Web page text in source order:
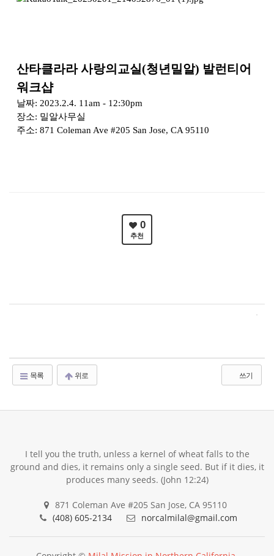
산타클라라 사랑의교실(청년밀알) 발런티어
워크샵
날짜: 2023.2.4. 11am - 12:30pm
장소: 밀알사무실
주소: 871 Coleman Ave #205 San Jose, CA 95110
0
추천
목록 위로 쓰기
I tell you the truth, unless a kernel of wheat falls to the
ground and dies, it remains only a single seed. But if it dies, it
produces many seeds. (John 12:24)
871 Coleman Ave #205 San Jose, CA 95110
(408) 605-2134
norcalmilal@gmail.com